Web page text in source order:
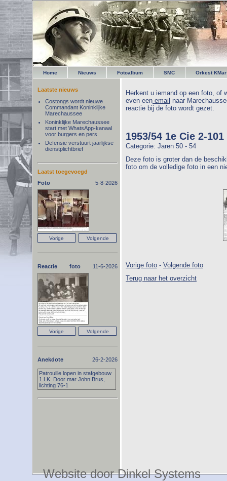
Home Nieuws Fotoalbum SMC Orkest KMar
Herkent u iemand op een foto, of
even een email naar
reactie bij de foto wordt gezet.
1953/54 1e Cie 2-
Categorie: Jaren 50 - 54
Deze foto is groter dan de
foto om de volledige foto in een
Vorige foto - Volgende foto
Terug naar het overzicht
Laatste nieuws
Costongs wordt nieuwe
Commandant Koninklijke
Marechaussee
Koninklijke Marechaussee
start met WhatsApp-kanaal
voor burgers en pers
Defensie verstuurt jaarlijkse
dienstplichtbrief
Laatst toegevoegd
Foto
5-8-2026
Reactie foto 11-6-2026
Anekdote 26-2-2026
Patrouille lopen in stafgebouw
1 LK. Door mar John Brus,
lichting 76-1
Website door Dinkel Systems